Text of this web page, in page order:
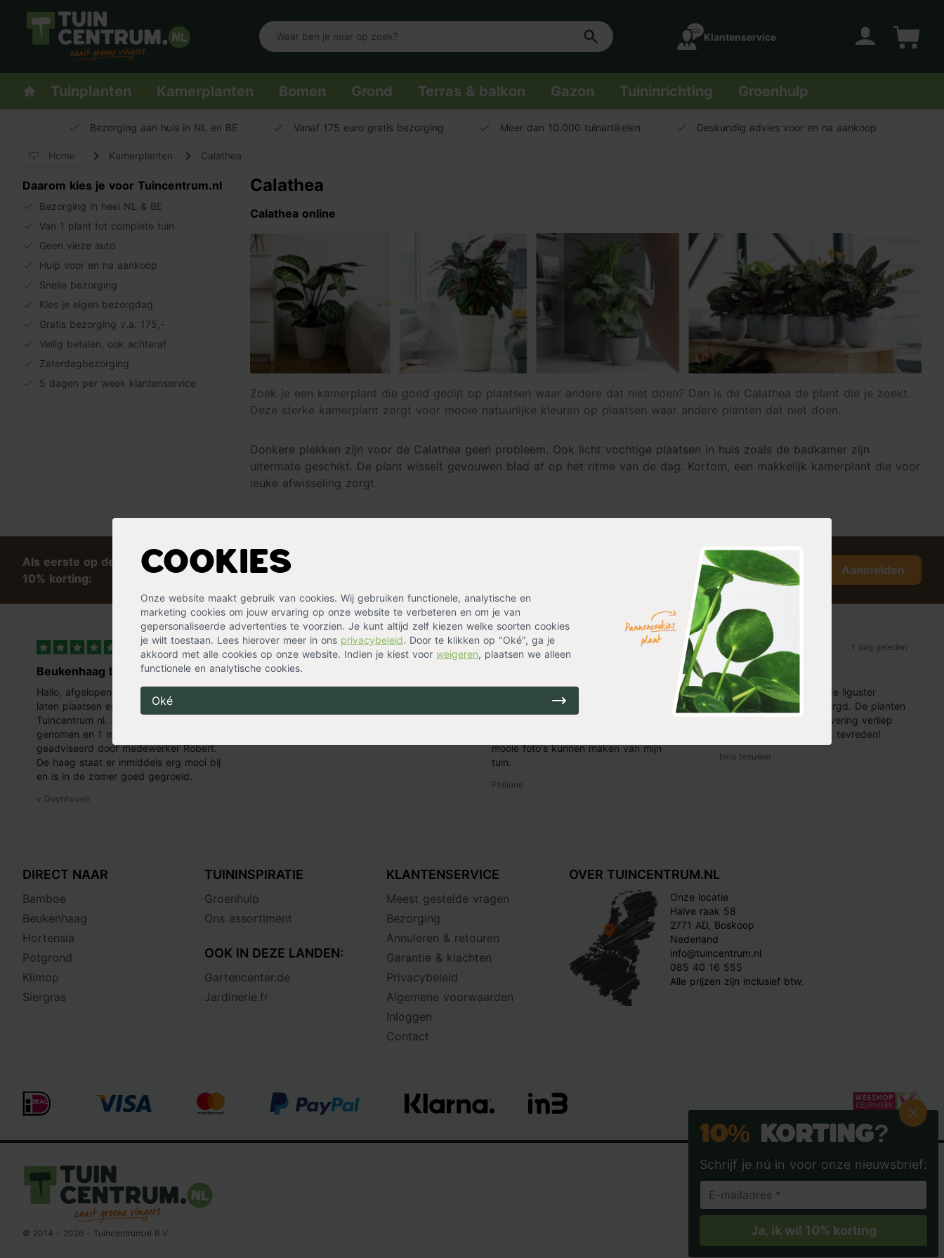
Logo Tuincentrum.nl
Klantenservice
Homepage
Tuinplanten Kamerplanten Bomen Grond Terras & balkon Gazon Tuininrichting Groenhulp
Cookies
Onze website maakt gebruik van cookies. Wij gebruiken functionele, analytische en
marketing cookies om jouw ervaring op onze website te verbeteren en om je van
gepersonaliseerde advertenties te voorzien. Je kunt altijd zelf kiezen welke soorten cookies
je wilt toestaan. Lees hierover meer in ons privacybeleid. Door te klikken op "Oké", ga je
akkoord met alle cookies op onze website. Indien je kiest voor weigeren, plaatsen we alleen
functionele en analytische cookies.
Oké
Bezorging aan huis in NL en BE Vanaf 175 euro gratis bezorging Meer dan 10.000 tuinartikelen Deskundig advies voor en na aankoop
Home Kamerplanten Calathea
Daarom kies je voor Tuincentrum.nl
Bezorging in heel NL & BE
Van 1 plant tot complete tuin
Geen vieze auto
Hulp voor en na aankoop
Snelle bezorging
Kies je eigen bezorgdag
Gratis bezorging v.a. 175,-
Veilig betalen, ook achteraf
Zaterdagbezorging
5 dagen per week klantenservice
Calathea
Calathea online
Zoek je een kamerplant die goed gedijt op plaatsen waar andere dat niet doen? Dan is de Calathea de plant die je zoekt.
Deze sterke kamerplant zorgt voor mooie natuurlijke kleuren op plaatsen waar andere planten dat niet doen.
Donkere plekken zijn voor de Calathea geen probleem. Ook licht vochtige plaatsen in huis zoals de badkamer zijn
uitermate geschikt. De plant wisselt gevouwen blad af op het ritme van de dag. Kortom, een makkelijk kamerplant die voor
leuke afwisseling zorgt.
Als eerste op de hoogte van tips en exclusieve korting? Laat je emailadres achter en ontvang eenmalig
10% korting:
Aanmelden
8 uur geleden
Beukenhaag besteld
Hallo, afgelopen voorjaar beukenhaag
laten plaatsen en online gekocht bij
Tuincentrum nl. Juiste grond er ook bij
genomen en 1 maal bemest zoals
geadviseerd door medewerker Robert.
De haag staat er inmiddels erg mooi bij
en is in de zomer goed gegroeid.
v Duynhoven
14 uur geleden
Bamboeplant
1 dag geleden
Mijn hele border aan rand gevuld met
de Hidcote lavendel. Ze staan te stralen
mooie foto's kunnen maken van mijn
tuin.
Philiene
1 dag geleden
Tevreden
Gisteren werden bestelde liguster
ovalifolium planten bezorgd. De planten
zijn erg mooi en de aflevering verliep
heel correct. We zijn erg tevreden!
bma brouwer
DIRECT NAAR
Bamboe
Beukenhaag
Hortensia
Potgrond
Klimop
Siergras
TUININSPIRATIE
Groenhulp
Ons assortiment
OOK IN DEZE LANDEN:
Gartencenter.de
Jardinerie.fr
KLANTENSERVICE
Meest gestelde vragen
Bezorging
Annuleren & retouren
Garantie & klachten
Privacybeleid
Algemene voorwaarden
Inloggen
Contact
OVER TUINCENTRUM.NL
Onze locatie
Halve raak 58
2771 AD, Boskoop
Nederland
info@tuincentrum.nl
085 40 16 555
Alle prijzen zijn inclusief btw.
Logo Tuincentrum.nl
© 2014 - 2026 - Tuincentrum.nl B.V.
Tuincentrum.nl op Facebook
Tuincentrum.nl op
Tuincentrum.nl
10% Korting?
Schrijf je nú in voor onze nieuwsbrief:
Ja, ik wil 10% korting